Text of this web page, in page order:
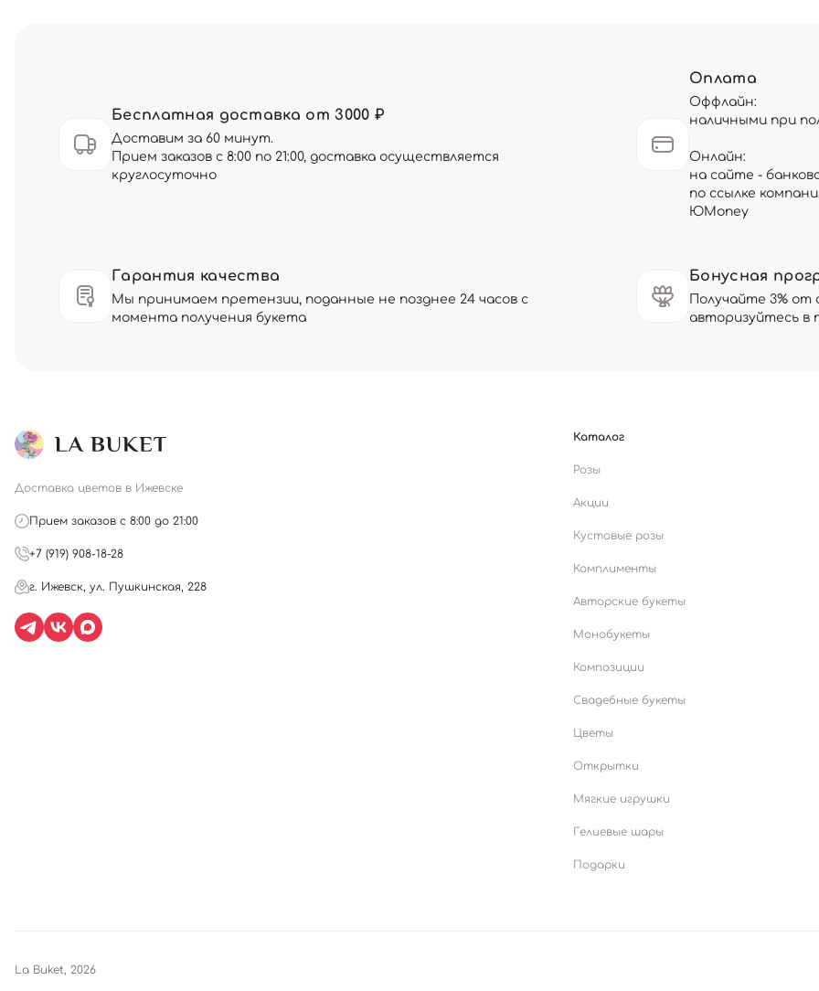
Бесплатная доставка от 3000 ₽
Доставим за 60 минут.
Прием заказов с 8:00 по 21:00, доставка осуществляется
круглосуточно
Оплата
Оффлайн:
наличными при
Онлайн:
на сайте -
по ссылке
ЮMoney
Гарантия качества
Мы принимаем претензии, поданные не позднее 24 часов с
момента получения букета
Бонусная
Получайте 3% от
авторизуйтесь в
Доставка цветов в Ижевске
Прием заказов с 8:00 до 21:00
+7 (919) 908-18-28
г. Ижевск, ул. Пушкинская, 228
Каталог
Розы
Акции
Кустовые розы
Комплименты
Авторские букеты
Монобукеты
Композиции
Свадебные букеты
Цветы
Открытки
Мягкие игрушки
Гелиевые шары
Подарки
La Buket, 2026